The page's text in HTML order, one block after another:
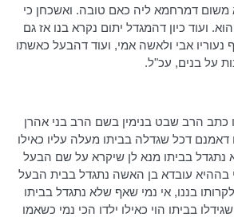
משוםדמרחמא ליה כאם טובה. ואשכחן כי
ועוד כיוןדהמגדל יתום נקרא בנו אז גם
נעוריו אבי ולאשה אמי, ועודדהבעל כאשתו
על בנים, עכ"ל.
כתב הרב שבט בנימין בשם הרב בני אהרן
דאמנם דכל שגדלה בביתו מעלה עליו כאילו
נתגדל בביתו מנא לן שיקרא על שם הבעל
בההיא עובדא בן האשה נתגדל בבית הבעל
בננו, אי נמי שאף שלא נתגדל בביתו
שגידלו בביתו הוי כאילו ילדו הכי נמי כשאמו